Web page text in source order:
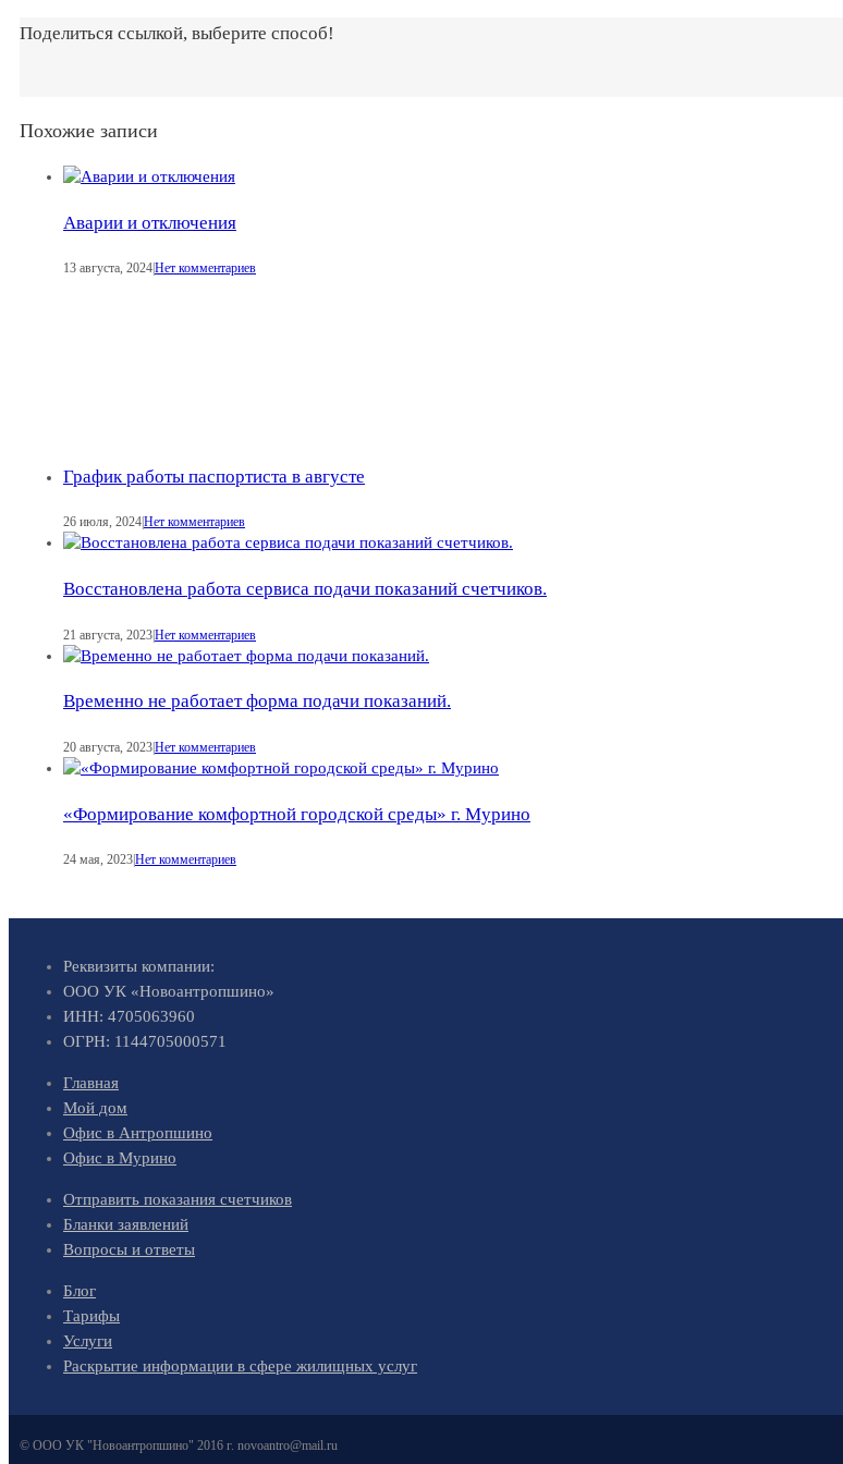
Поделиться ссылкой, выберите способ!
Похожие записи
Аварии и отключения
13 августа, 2024Нет комментариев
График работы паспортиста в августе
26 июля, 2024Нет комментариев
Восстановлена работа сервиса подачи показаний счетчиков.
21 августа, 2023|Нет комментариев
Временно не работает форма подачи показаний.
20 августа, 2023|Нет комментариев
«Формирование комфортной городской среды» г. Мурино
24 мая, 2023Нет комментариев
Реквизиты компании:
ООО УК «Новоантропшино»
ИНН: 4705063960
ОГРН: 1144705000571
Главная
Мой дом
Офис в Антропшино
Офис в Мурино
Отправить показания счетчиков
Бланки заявлений
Вопросы и ответы
Блог
Тарифы
Услуги
Раскрытие информации в сфере жилищных услуг
© ООО УК "Новоантропшино" 2016 г. novoantro@mail.ru